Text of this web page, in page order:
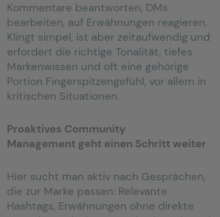
Kommentare beantworten, DMs
bearbeiten, auf Erwähnungen reagieren.
Klingt simpel, ist aber zeitaufwendig und
erfordert die richtige Tonalität, tiefes
Markenwissen und oft eine gehörige
Portion Fingerspitzengefühl, vor allem in
kritischen Situationen.
Proaktives Community
Management geht einen Schritt weiter
Hier sucht man aktiv nach Gesprächen,
die zur Marke passen: Relevante
Hashtags, Erwähnungen ohne direkte